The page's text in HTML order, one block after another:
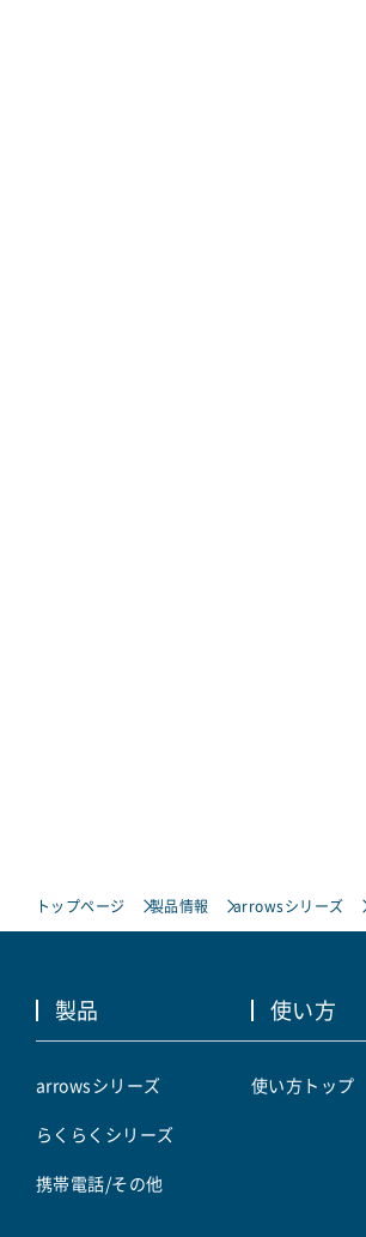
トップページ 製品情報 arrowsシリーズ
製品
arrowsシリーズ
らくらくシリーズ
携帯電話/その他
使い方
使い方トップ